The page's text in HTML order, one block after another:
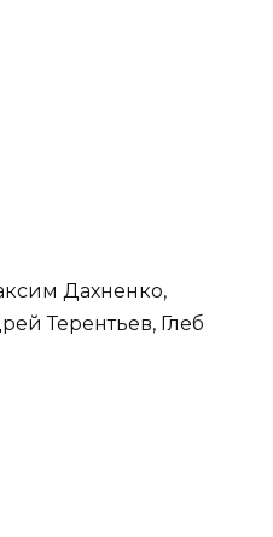
Дахненко,
Терентьев, Глеб